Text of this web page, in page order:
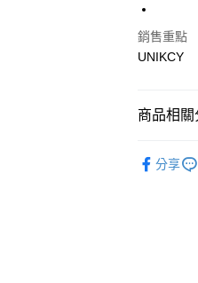
街口支付
Google
銷售重點
UNIKCY
商品相關
分享